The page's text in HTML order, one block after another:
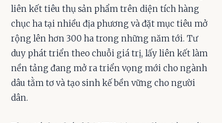
liên kết tiêu thụ sản phẩm trên diện tích hàng
chục ha tại nhiều địa phương và đặt mục tiêu mở
rộng lên hơn 300 ha trong những năm tới. Tư
duy phát triển theo chuỗi giá trị, lấy liên kết làm
nền tảng đang mở ra triển vọng mới cho ngành
dâu tằm tơ và tạo sinh kế bền vững cho người
dân.